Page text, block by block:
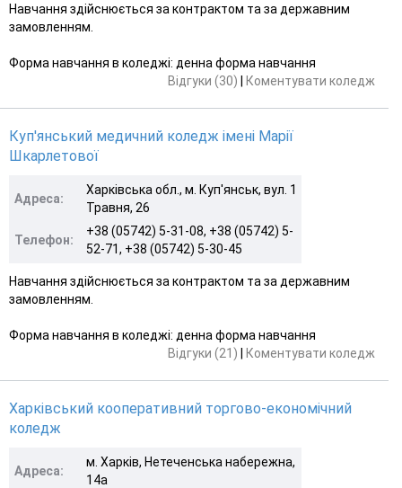
Навчання здійснюється за контрактом та за державним
замовленням.
Форма навчання в коледжі: денна форма навчання
Відгуки (30)
Коментувати коледж
Куп'янський медичний коледж імені Марії
Шкарлетової
Адреса:
Харківська обл., м. Куп'янськ, вул. 1
Травня, 26
Телефон:
+38 (05742) 5-31-08, +38 (05742) 5-
52-71, +38 (05742) 5-30-45
Навчання здійснюється за контрактом та за державним
замовленням.
Форма навчання в коледжі: денна форма навчання
Відгуки (21)
Коментувати коледж
Харківський кооперативний торгово-економічний
коледж
Адреса:
м. Харків, Нетеченська набережна,
14а